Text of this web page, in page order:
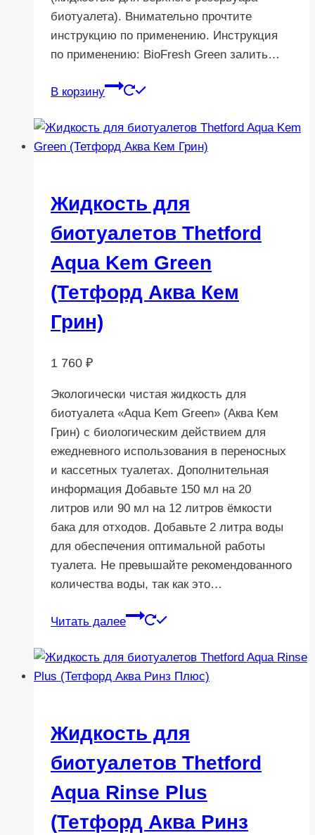
биотуалета). Внимательно прочтите
инструкцию по применению. Инструкция
по применению: BioFresh Green залить…
В корзину
Жидкость для
биотуалетов Thetford
Aqua Kem Green
(Тетфорд Аква Кем
Грин)
1 760 ₽
Экологически чистая жидкость для
биотуалета «Aqua Kem Green» (Аква Кем
Грин) с биологическим действием для
ежедневного использования в переносных
и кассетных туалетах. Дополнительная
информация Добавьте 150 мл на 20
литров или 90 мл на 12 литров ёмкости
бака для отходов. Добавьте 2 литра воды
для обеспечения оптимальной работы
туалета. Не превышайте рекомендованного
количества воды, так как это…
Читать далее
Жидкость для
биотуалетов Thetford
Aqua Rinse Plus
(Тетфорд Аква Ринз